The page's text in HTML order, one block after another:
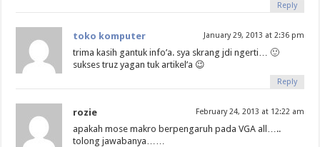
Reply
toko komputer January 29, 2013 at 2:36 pm
trima kasih gantuk info’a. sya skrang jdi ngerti… 🙂
sukses truz yagan tuk artikel’a 😉
Reply
rozie February 24, 2013 at 12:22 am
apakah mose makro berpengaruh pada VGA all…..
tolong jawabanya……